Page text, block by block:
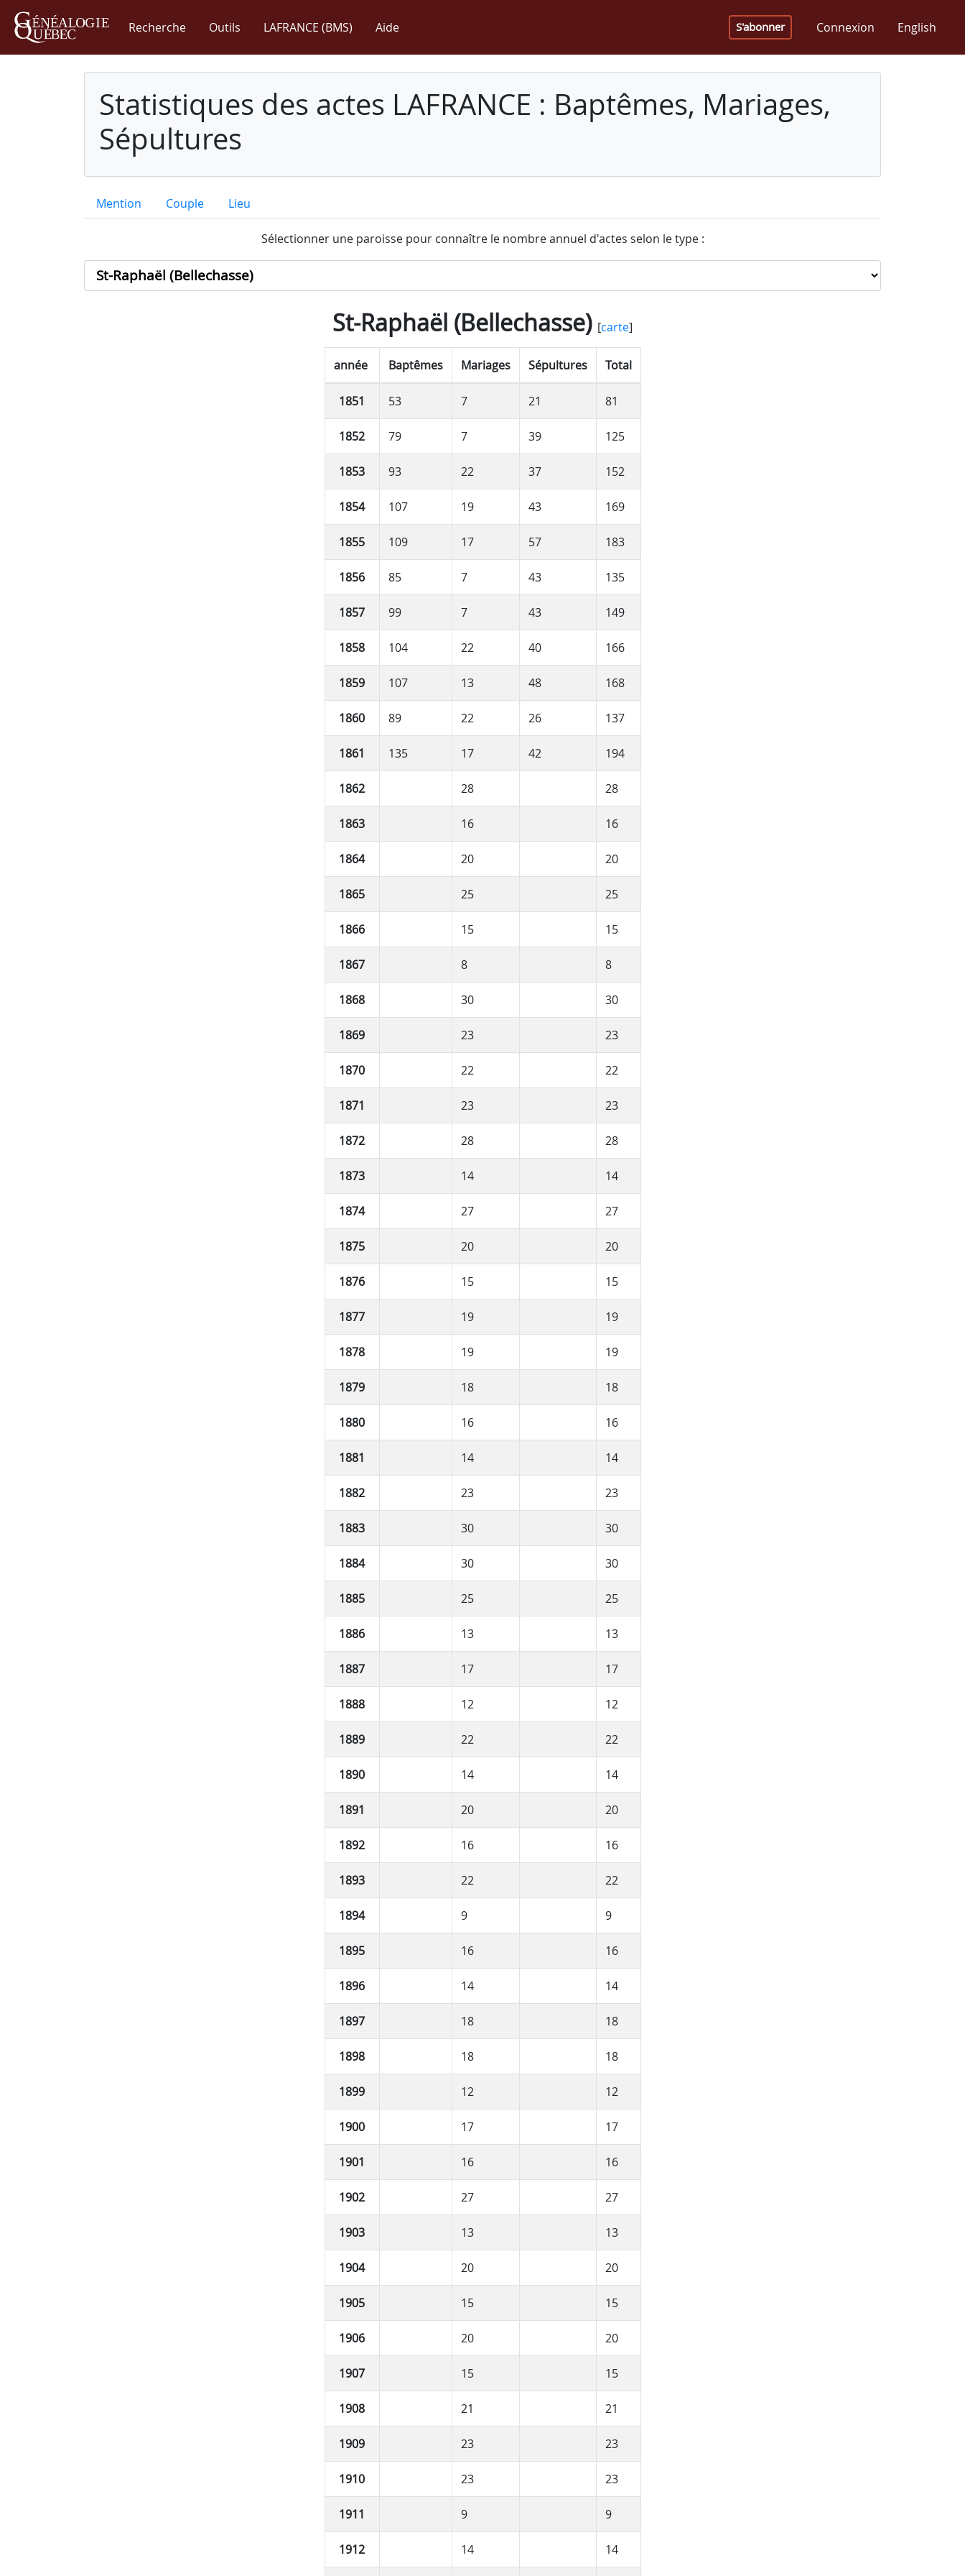
Recherche Outils LAFRANCE (BMS) Aide S'abonner Connexion English
Statistiques des actes LAFRANCE : Baptêmes, Mariages,
Sépultures
Mention Couple Lieu
Sélectionner une paroisse pour connaître le nombre annuel d'actes selon le type :
St-Raphaël (Bellechasse)[carte]
année Baptêmes Mariages Sépultures Total
1851 53 7 21 81
1852 79 7 39 125
1853 93 22 37 152
1854 107 19 43 169
1855 109 17 57 183
1856 85 7 43 135
1857 99 7 43 149
1858 104 22 40 166
1859 107 13 48 168
1860 89 22 26 137
1861 135 17 42 194
1862 28 28
1863 16 16
1864 20 20
1865 25 25
1866 15 15
1867 8 8
1868 30 30
1869 23 23
1870 22 22
1871 23 23
1872 28 28
1873 14 14
1874 27 27
1875 20 20
1876 15 15
1877 19 19
1878 19 19
1879 18 18
1880 16 16
1881 14 14
1882 23 23
1883 30 30
1884 30 30
1885 25 25
1886 13 13
1887 17 17
1888 12 12
1889 22 22
1890 14 14
1891 20 20
1892 16 16
1893 22 22
1894 9 9
1895 16 16
1896 14 14
1897 18 18
1898 18 18
1899 12 12
1900 17 17
1901 16 16
1902 27 27
1903 13 13
1904 20 20
1905 15 15
1906 20 20
1907 15 15
1908 21 21
1909 23 23
1910 23 23
1911 9 9
1912 14 14